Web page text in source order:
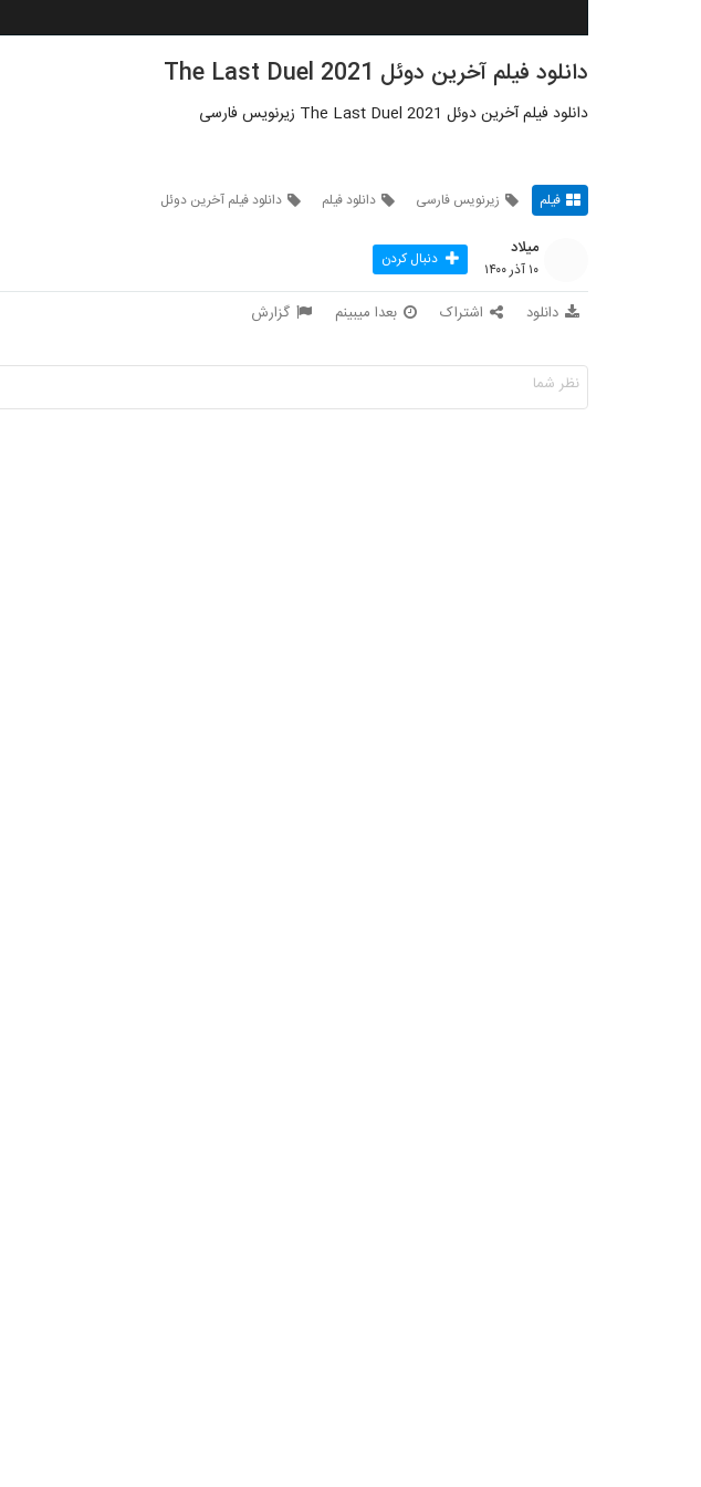
دانلود فیلم آخرین دوئل The Last Duel 2021
دانلود فیلم آخرین دوئل The Last Duel 2021 زیرنویس فارسی
فیلم زیرنویس فارسی دانلود فیلم دانلود فیلم آخرین دوئل
میلاد
۱۰ آذر ۱۴۰۰ دنبال کردن
دانلود اشتراک بعدا میبینم گزارش